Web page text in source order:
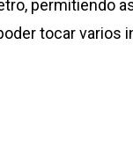
permitiendo
tocar varios